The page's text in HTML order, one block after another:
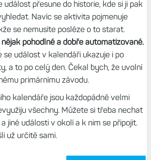
událost přesune do historie, kde si ji pak
Navíc se aktivita pojmenuje
se nemusíte posléze o to starat.
pohodlné a dobře automatizované.
se událost v kalendáři ukazuje i po
a to po celý den. Čekal bych, že uvolní
primárnímu závodu.
kalendáře jsou každopádně velmi
všechny. Můžete si třeba nechat
jiné události v okolí a k nim se připojit.
už určitě sami.